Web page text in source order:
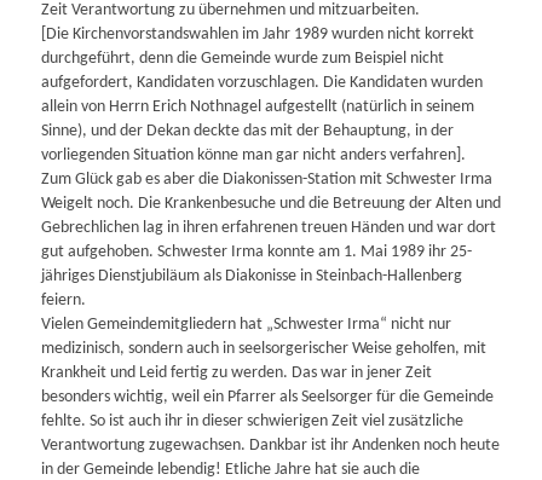
Zeit Verantwortung zu übernehmen und mitzuarbeiten.
[Die Kirchenvorstandswahlen im Jahr 1989 wurden nicht korrekt
durchgeführt, denn die Gemeinde wurde zum Beispiel nicht
aufgefordert, Kandidaten vorzuschlagen. Die Kandidaten wurden
allein von Herrn Erich Nothnagel aufgestellt (natürlich in seinem
Sinne), und der Dekan deckte das mit der Behauptung, in der
vorliegenden Situation könne man gar nicht anders verfahren].
Zum Glück gab es aber die Diakonissen-Station mit Schwester Irma
Weigelt noch. Die Krankenbesuche und die Betreuung der Alten und
Gebrechlichen lag in ihren erfahrenen treuen Händen und war dort
gut aufgehoben. Schwester Irma konnte am 1. Mai 1989 ihr 25-
jähriges Dienstjubiläum als Diakonisse in Steinbach-Hallenberg
feiern.
Vielen Gemeindemitgliedern hat „Schwester Irma“ nicht nur
medizinisch, sondern auch in seelsorgerischer Weise geholfen, mit
Krankheit und Leid fertig zu werden. Das war in jener Zeit
besonders wichtig, weil ein Pfarrer als Seelsorger für die Gemeinde
fehlte. So ist auch ihr in dieser schwierigen Zeit viel zusätzliche
Verantwortung zugewachsen. Dankbar ist ihr Andenken noch heute
in der Gemeinde lebendig! Etliche Jahre hat sie auch die